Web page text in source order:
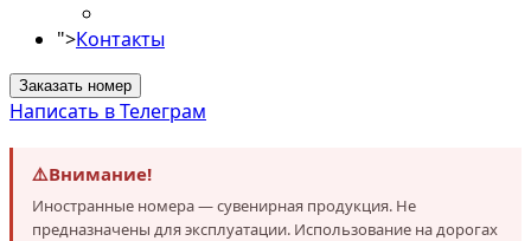
">Контакты
Заказать номер
Написать в Телеграм
⚠️Внимание!
Иностранные номера — сувенирная продукция. Не
предназначены для эксплуатации. Использование на дорогах